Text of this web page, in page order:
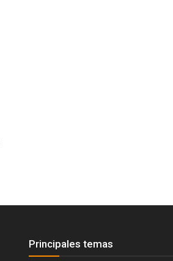
Principales temas